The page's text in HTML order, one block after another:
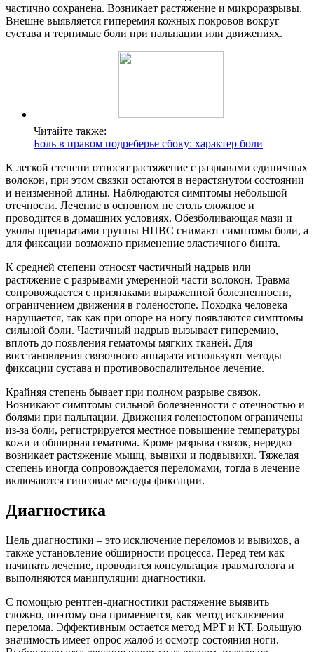
частично сохранена. Возникает растяжение и микроразрывы.
Внешне выявляется гиперемия кожных покровов вокруг
сустава и терпимые боли при пальпации или движениях.
Читайте также:
Боль в правом подреберье сбоку: характер боли
К легкой степени относят растяжение с разрывами единичных
волокон, при этом связки остаются в нерастянутом состоянии
и неизменной длины. Наблюдаются симптомы небольшой
отечности. Лечение в основном не столь сложное и
проводится в домашних условиях. Обезболивающая мази и
уколы препаратами группы НПВС снимают симптомы боли, а
для фиксации возможно применение эластичного бинта.
К средней степени относят частичный надрыв или
растяжение с разрывами умеренной части волокон. Травма
сопровождается с признаками выраженной болезненности,
ограничением движения в голеностопе. Походка человека
нарушается, так как при опоре на ногу появляются симптомы
сильной боли. Частичный надрыв вызывает гиперемию,
вплоть до появления гематомы мягких тканей. Для
восстановления связочного аппарата используют методы
фиксации сустава и противовоспалительное лечение.
Крайняя степень бывает при полном разрыве связок.
Возникают симптомы сильной болезненности с отечностью и
болями при пальпации. Движения голеностопом ограничены
из-за боли, регистрируется местное повышение температуры
кожи и обширная гематома. Кроме разрыва связок, нередко
возникает растяжение мышц, вывихи и подвывихи. Тяжелая
степень иногда сопровождается переломами, тогда в лечение
включаются гипсовые методы фиксации.
Диагностика
Цель диагностики – это исключение переломов и вывихов, а
также установление обширности процесса. Перед тем как
начинать лечение, проводится консультация травматолога и
выполняются манипуляции диагностики.
С помощью рентген-диагностики растяжение выявить
сложно, поэтому она применяется, как метод исключения
перелома. Эффективным остается метод МРТ и КТ. Большую
значимость имеет опрос жалоб и осмотр состояния ноги.